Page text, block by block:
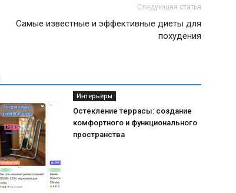
Следующая статья
Самые известные и эффективные диеты для
похудения
Интерьеры
Остекление террасы: создание
комфортного и функционального
пространства